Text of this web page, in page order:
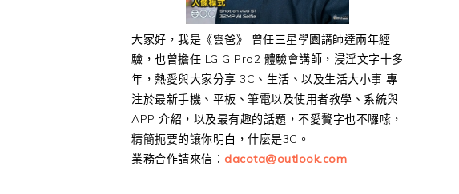
大家好，我是《雲爸》 曾任三星學園講師達兩年經
驗，也曾擔任 LG G Pro2 體驗會講師，浸淫文字十多
年，熱愛與大家分享 3C、生活、以及生活大小事 專
注於最新手機、平板、筆電以及使用者教學、系統與
APP 介紹，以及最有趣的話題，不愛贅字也不囉嗦，
精簡扼要的讓你明白，什麼是3C。
業務合作請來信： dacota@outlook.com